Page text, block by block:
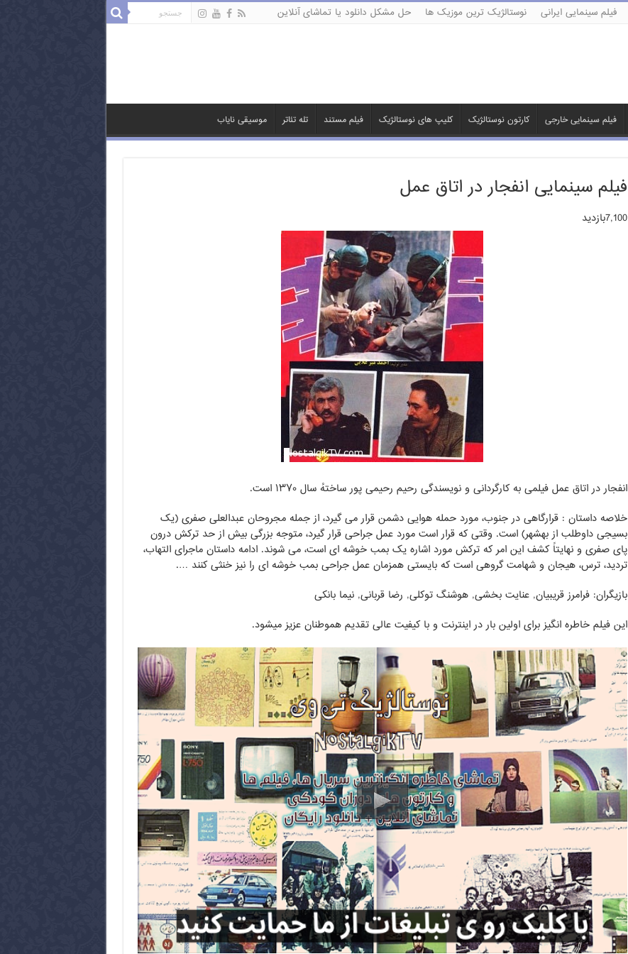
فیلم سینمایی ایرانی نوستالژیک ترین موزیک ها حل مشکل دانلود یا تماشای آنلاین
فیلم سینمایی خارجی کارتون نوستالژیک کلیپ های نوستالژیک فیلم مستند تله تئاتر موسیقی نایاب
فیلم سینمایی انفجار در اتاق عمل
7,100بازدید
انفجار در اتاق عمل فیلمی به کارگردانی و نویسندگی رحیم رحیمی پور ساختهٔ سال ۱۳۷۰ است.
خلاصه داستان : قرارگاهی در جنوب، مورد حمله هوایی دشمن قرار می گیرد، از جمله مجروحان عبدالعلی صفری (یک
بسیجی داوطلب از بهشهر) است. وقتی که قرار است مورد عمل جراحی قرار گیرد، متوجه بزرگی بیش از حد ترکش درون
پای صفری و نهایتاً کشف این امر که ترکش مورد اشاره یک بمب خوشه ای است، می شوند. ادامه داستان ماجرای التهاب،
تردید، ترس، هیجان و شهامت گروهی است که بایستی همزمان عمل جراحی بمب خوشه ای را نیز خنثی کنند ….
بازیگران: فرامرز قریبیان, عنایت بخشی, هوشنگ توکلی, رضا قربانی, نیما بانکی
این فیلم خاطره انگیز برای اولین بار در اینترنت و با کیفیت عالی تقدیم هموطنان عزیز میشود.